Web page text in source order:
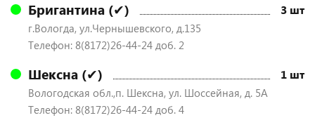
Бригантина (✔) 3 шт
г.Вологда, ул.Чернышевского, д.135
Телефон: 8(8172)26-44-24 доб. 2
Шексна (✔) 1 шт
Вологодская обл.,п. Шексна, ул. Шоссейная, д. 5А
Телефон: 8(8172)26-44-24 доб. 4